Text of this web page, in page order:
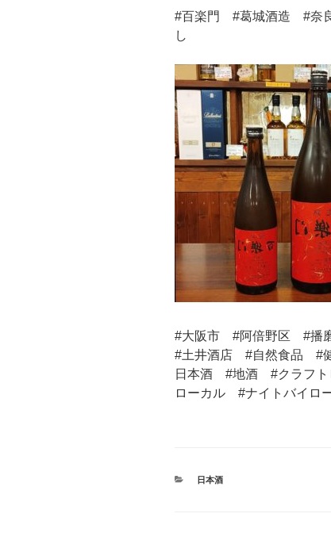
#百楽門 #葛城酒造 #奈
し
#大阪市 #阿倍野区 #播
#土井酒店 #自然食品 #
日本酒 #地酒 #クラフト
ローカル #ナイトバイロ
カ
日本酒